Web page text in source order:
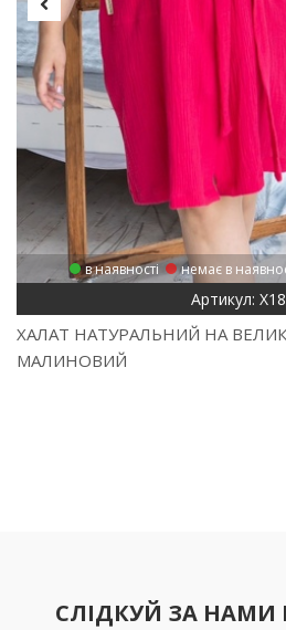
в наявності немає в
Артикул:
ХАЛАТ НАТУРАЛЬНИЙ НА
МАЛИНОВИЙ
СЛІДКУЙ ЗА НАМИ